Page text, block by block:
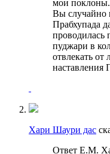
мои поклоны.
Вы случайно
Прабхупада
проводилась
пуджари в
отвлекать
наставления
Хари Шаури дас
Ответ Е.М.